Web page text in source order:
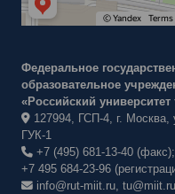
Федеральное
образовательное
«Российский университет
127994, ГСП-4, г. Москва,
ГУК-1
+7 (495) 681-13-40 (факс);
+7 495 684-23-96
info@rut-miit.ru,